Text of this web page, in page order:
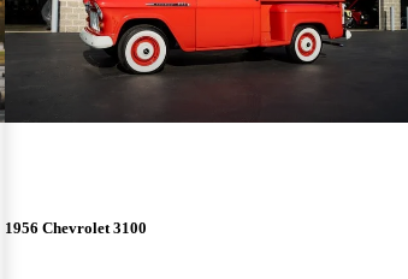
1956 Chevrolet 3100